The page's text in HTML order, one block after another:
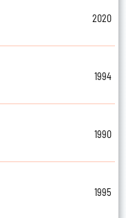
2020
1994
1990
1995